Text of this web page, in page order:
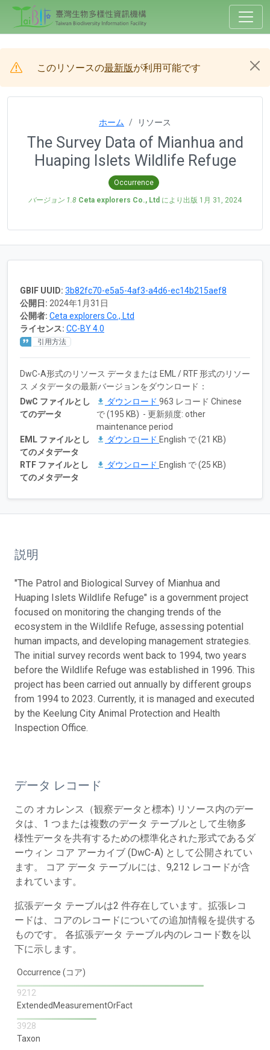
このリソースの最新版が利用可能です
ホーム リソース
The Survey Data of Mianhua and
Huaping Islets Wildlife Refuge
Occurrence
バージョン 1.8 Ceta explorers Co., Ltd により出版 1月 31, 2024
GBIF UUID: 3b82fc70-e5a5-4af3-a4d6-ec14b215aef8
公開日: 2024年1月31日
公開者: Ceta explorers Co., Ltd
ライセンス: CC-BY 4.0
引用方法
DwC-A形式のリソース データまたは EML / RTF 形式のリソー
ス メタデータの最新バージョンをダウンロード：
DwC ファイルとし
てのデータ
ダウンロード 963 レコード Chinese
で (195 KB) - 更新頻度: other
maintenance period
EML ファイルとし
てのメタデータ
ダウンロード English で (21 KB)
RTF ファイルとし
てのメタデータ
ダウンロード English で (25 KB)
説明
"The Patrol and Biological Survey of Mianhua and
Huaping Islets Wildlife Refuge" is a government project
focused on monitoring the changing trends of the
ecosystem in the Wildlife Refuge, assessing potential
human impacts, and developing management strategies.
The initial survey records went back to 1994, two years
before the Wildlife Refuge was established in 1996. This
project has been carried out annually by different groups
from 1994 to 2023. Currently, it is managed and executed
by the Keelung City Animal Protection and Health
Inspection Office.
データ レコード
この オカレンス（観察データと標本) リソース内のデー
タは、1 つまたは複数のデータ テーブルとして生物多
様性データを共有するための標準化された形式であるダ
ーウィン コア アーカイブ (DwC-A) として公開されてい
ます。 コア データ テーブルには、9,212 レコードが含
まれています。
拡張データ テーブルは2 件存在しています。拡張レコ
ードは、コアのレコードについての追加情報を提供する
ものです。 各拡張データ テーブル内のレコード数を以
下に示します。
Occurrence (コア)
9212
ExtendedMeasurementOrFact
3928
Taxon